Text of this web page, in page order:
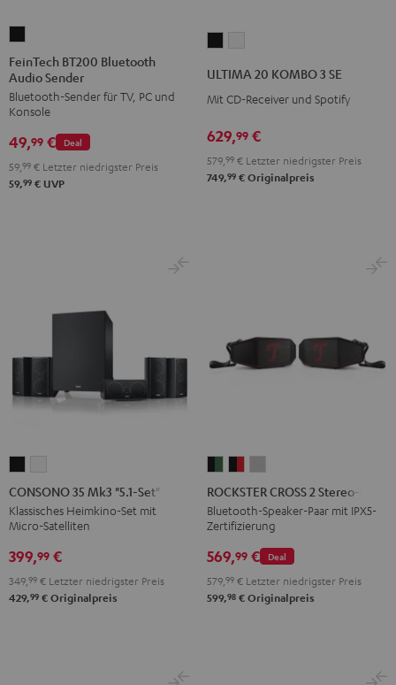
BT200
Bluetooth
Audio
Sender
Schwarz
FeinTech BT200 Bluetooth
Audio Sender
Bluetooth-Sender für TV, PC und
Konsole
Deal
49,99 €
59, 99 € Letzter niedrigster Preis
59,99 € UVP
KOMBO
3
Schwarz
KOMBO
3
ULTIMA 20 KOMBO 3 SE
Mit CD-Receiver und Spotify
629,99 €
579, 99 € Letzter niedrigster Preis
749,99 € Originalpreis
35
Mk3
"5.1-
Set"
35
Mk3
"5.1-
Set"
CONSONO 35 Mk3 "5.1-Set"
Klassisches Heimkino-Set mit
Micro-Satelliten
399,99 €
349, 99 € Letzter niedrigster Preis
429,99 € Originalpreis
CROSS
2
Stereo-
Set
&
CROSS
2
Stereo-
Set
&
CROSS
2
Stereo-
Set
Gray
ROCKSTER CROSS 2 Stereo-Set
Bluetooth-Speaker-Paar mit IPX5-
Zertifizierung
Deal
569,99 €
579, 99 € Letzter niedrigster Preis
599,98 € Originalpreis